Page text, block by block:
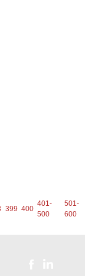
399 400
401-
500
501-
600